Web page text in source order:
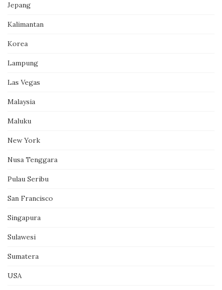
Jepang
Kalimantan
Korea
Lampung
Las Vegas
Malaysia
Maluku
New York
Nusa Tenggara
Pulau Seribu
San Francisco
Singapura
Sulawesi
Sumatera
USA